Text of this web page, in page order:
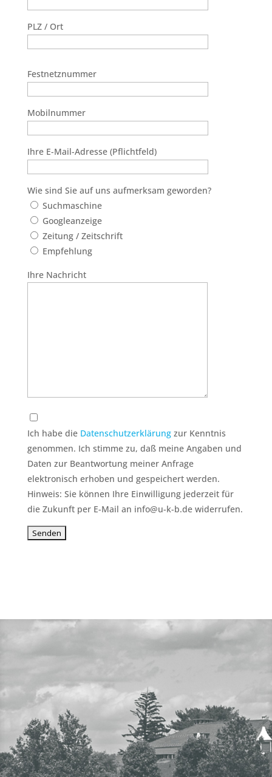
PLZ / Ort
Festnetznummer
Mobilnummer
Ihre E-Mail-Adresse (Pflichtfeld)
Wie sind Sie auf uns aufmerksam geworden?
Suchmaschine
Googleanzeige
Zeitung / Zeitschrift
Empfehlung
Ihre Nachricht
Ich habe die Datenschutzerklärungzur Kenntnis
genommen. Ich stimme zu, daß meine Angaben und
Daten zur Beantwortung meiner Anfrage
elektronisch erhoben und gespeichert werden.
Hinweis: Sie können Ihre Einwilligung jederzeit für
die Zukunft per E-Mail an info@u-k-b.de widerrufen.